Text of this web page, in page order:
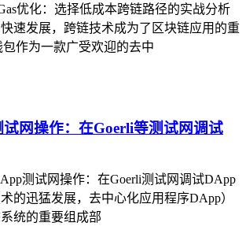
优化：选择低成本跨链路径的实战分析
速发展，跨链技术成为了区块链应用的重
作为一款广受欢迎的去中
网操作：在Goerli等测试网调试
测试网操作：在Goerli测试网调试DApp
的迅猛发展，去中心化应用程序DApp）
统的重要组成部